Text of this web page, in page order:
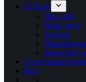
LTB.net
Про сайт
Наші друзі
Автори
Зворотній
Статті
Вхід